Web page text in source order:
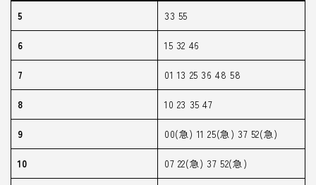
5 33 55
6 15 32 46
7 01 13 25 36 48 58
8 10 23 35 47
9 00(急) 11 25(急) 37 52(急)
10 07 22(急) 37 52(急)